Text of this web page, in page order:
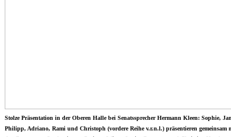
Stolze Präsentation in der Oberen Halle bei Senatssprecher Hermann Kleen: Sophie,
Philipp, Adriano, Rami und Christoph (vordere Reihe v.r.n.l.) präsentieren gemeinsam